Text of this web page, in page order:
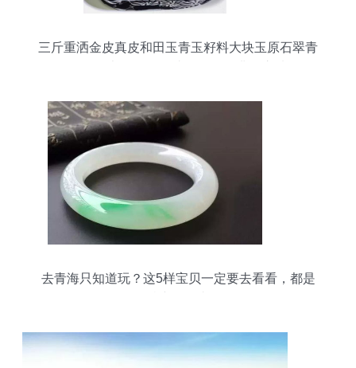
三斤重洒金皮真皮和田玉青玉籽料大块玉原石翠青
去青海只知道玩？这5样宝贝一定要去看看，都是